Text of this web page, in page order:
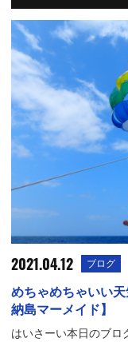
2021.04.12 ブログ
めちゃめちゃいい
納島マーメイド】
はいさーい本日のブロ